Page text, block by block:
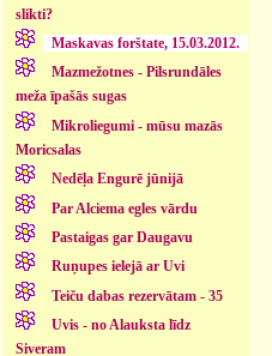
slikti?
Maskavas forštate, 15.03.2012.
Mazmežotnes - Pilsrundāles
meža īpašās sugas
Mikroliegumi - mūsu mazās
Moricsalas
Nedēļa Engurē jūnijā
Par Alciema egles vārdu
Pastaigas gar Daugavu
Ruņupes ielejā ar Uvi
Teiču dabas rezervātam - 35
Uvis - no Alauksta līdz
Siveram